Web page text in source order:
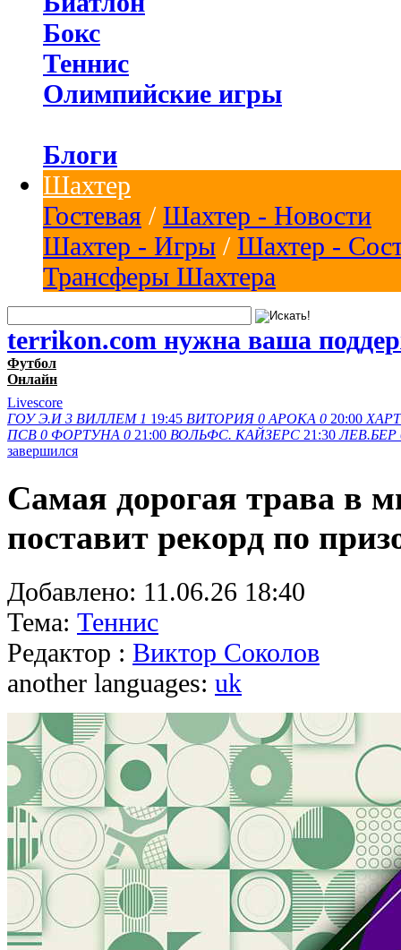
Бокс
Теннис
Олимпийские игры
Блоги
Шахтер
Гостевая / Шахтер - Новости
Шахтер - Игры / Шахтер -
Трансферы Шахтера
terrikon.com нужна ваша
Футбол
Онлайн
Livescore
ГОУ Э.И 3 ВИЛЛЕМ 1 19:45 ВИТОРИЯ 0 АРОКА 0 20:00
ПСВ 0 ФОРТУНА 0 21:00 ВОЛЬФС. КАЙЗЕРС 21:30 ЛЕВ.БЕР
завершился
Самая дорогая трава в
поставит рекорд по
Добавлено: 11.06.26 18:40
Тема: Теннис
Редактор : Виктор Соколов
another languages: uk